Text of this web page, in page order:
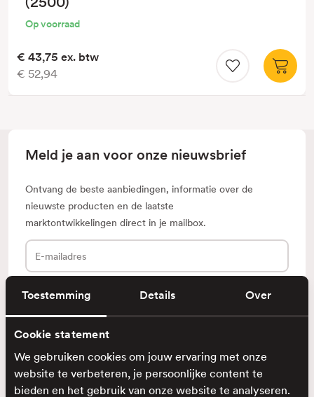
Toestemming Details Over
Cookie statement
We gebruiken cookies om jouw ervaring met onze
website te verbeteren, je persoonlijke content te
bieden en het gebruik van onze website te analyseren.
Op voorraad
€ 43,75 ex. btw
€ 52,94
Meld je aan voor onze nieuwsbrief
Ontvang de beste aanbiedingen, informatie over de
nieuwste producten en de laatste
marktontwikkelingen direct in je mailbox.
E-
mailadres
Klantenservice
Ontdek